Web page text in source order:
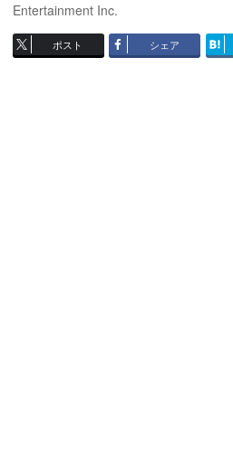
Entertainment Inc.
ポスト シェア